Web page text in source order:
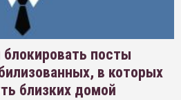
блокировать посты
в которых
близких домой